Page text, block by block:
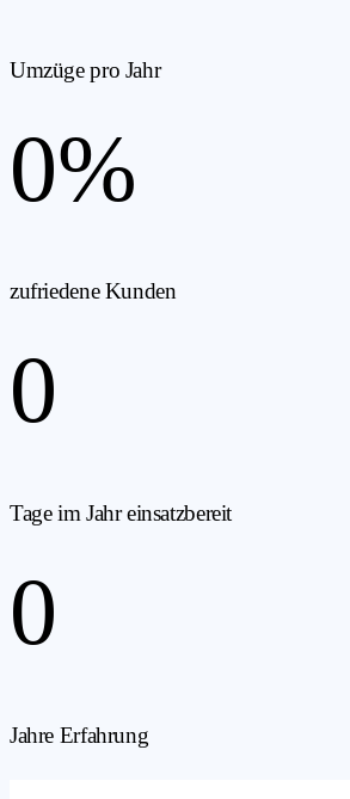
Umzüge pro Jahr
0%
zufriedene Kunden
0
Tage im Jahr einsatzbereit
0
Jahre Erfahrung